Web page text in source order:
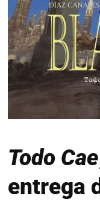
Todo Cae
entrega